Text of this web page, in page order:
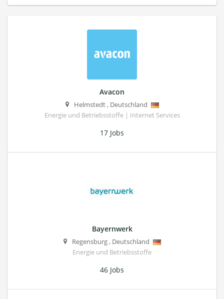
Avacon
Helmstedt, Deutschland
Energie und Betriebsstoffe | Internet Services
17 Jobs
Bayernwerk
Regensburg, Deutschland
Energie und Betriebsstoffe
46 Jobs